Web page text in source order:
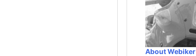
About Webiker